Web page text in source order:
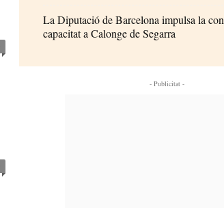
La Diputació de Barcelona impulsa la
capacitat a Calonge de Segarra
- Publicitat -